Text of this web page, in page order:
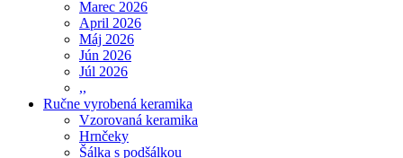
Marec 2026
April 2026
Máj 2026
Jún 2026
Júl 2026
,,
Ručne vyrobená keramika
Vzorovaná keramika
Hrnčeky
Šálka s podšálkou